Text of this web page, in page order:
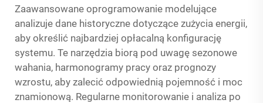
Zaawansowane oprogramowanie modelujące
analizuje dane historyczne dotyczące zużycia energii,
aby określić najbardziej opłacalną konfigurację
systemu. Te narzędzia biorą pod uwagę sezonowe
wahania, harmonogramy pracy oraz prognozy
wzrostu, aby zalecić odpowiednią pojemność i moc
znamionową. Regularne monitorowanie i analiza po